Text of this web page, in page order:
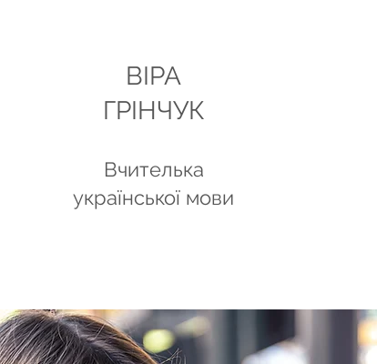
ВІРА
ГРІНЧУК
Вчителька
української мови